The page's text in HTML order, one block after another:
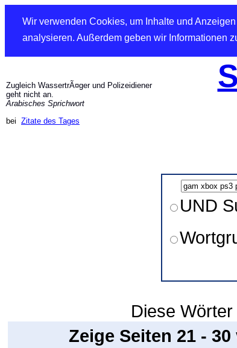
Wir verwenden Cookies, um Inhalte und
analysieren. Außerdem geben wir Informationen
Zugleich WassertrÃ¤ger und Polizeidiener
geht nicht an.
Arabisches Sprichwort
bei Zitate des Tages
UND
Diese
Zeige Seiten 21 -